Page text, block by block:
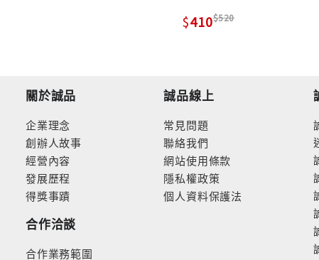
410 520
關於誠品
企業理念
創辦人故事
經營內容
發展歷程
得獎事蹟
合作洽談
合作業務範圍
誠品線上
常見問題
聯絡我們
網站使用條款
隱私權政策
個人資料保護法